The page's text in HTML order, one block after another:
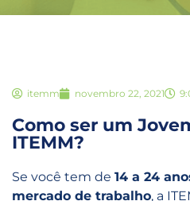
itemm novembro 22, 2021
Como ser um
ITEMM?
Se você tem de 14 a 24
mercado de trabalho, a